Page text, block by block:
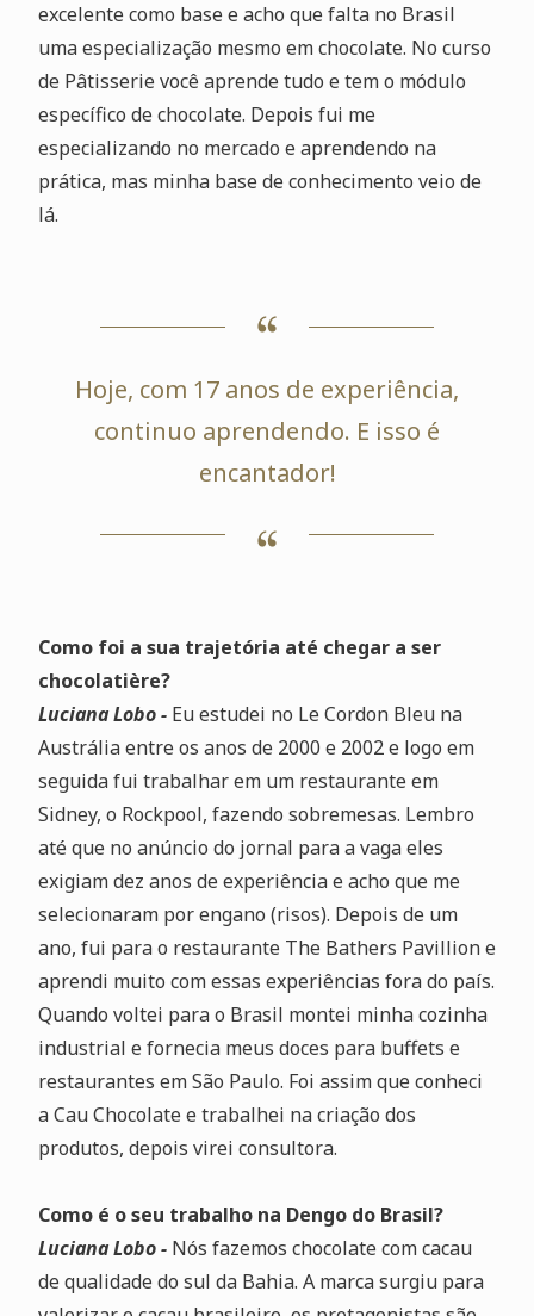
excelente como base e acho que falta no Brasil
uma especialização mesmo em chocolate. No curso
de Pâtisserie você aprende tudo e tem o módulo
específico de chocolate. Depois fui me
especializando no mercado e aprendendo na
prática, mas minha base de conhecimento veio de
lá.
Hoje, com 17 anos de experiência,
continuo aprendendo. E isso é
encantador!
Como foi a sua trajetória até chegar a ser
chocolatière?
Luciana Lobo - Eu estudei no Le Cordon Bleu na
Austrália entre os anos de 2000 e 2002 e logo em
seguida fui trabalhar em um restaurante em
Sidney, o Rockpool, fazendo sobremesas. Lembro
até que no anúncio do jornal para a vaga eles
exigiam dez anos de experiência e acho que me
selecionaram por engano (risos). Depois de um
ano, fui para o restaurante The Bathers Pavillion e
aprendi muito com essas experiências fora do país.
Quando voltei para o Brasil montei minha cozinha
industrial e fornecia meus doces para buffets e
restaurantes em São Paulo. Foi assim que conheci
a Cau Chocolate e trabalhei na criação dos
produtos, depois virei consultora.
Como é o seu trabalho na Dengo do Brasil?
Luciana Lobo - Nós fazemos chocolate com cacau
de qualidade do sul da Bahia. A marca surgiu para